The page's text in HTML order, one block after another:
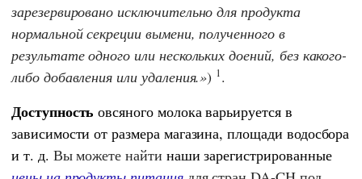
зарезервировано исключительно для продукта
нормальной секреции вымени, полученного в
результате одного или нескольких доений, без какого-
либо добавления или удаления. ) 1 .
Доступность овсяного молока варьируется в
зависимости от размера магазина, площади водосбора
и т. д. Вы можете найти наши зарегистрированные